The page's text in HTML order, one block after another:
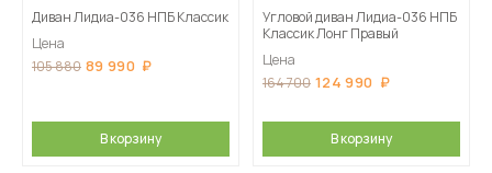
Диван Лидиа-036 НПБ Классик
Цена
105 880 89 990
В корзину
Угловой диван Лидиа-036 НПБ
Классик Лонг Правый
Цена
164 700 124 990
В корзину